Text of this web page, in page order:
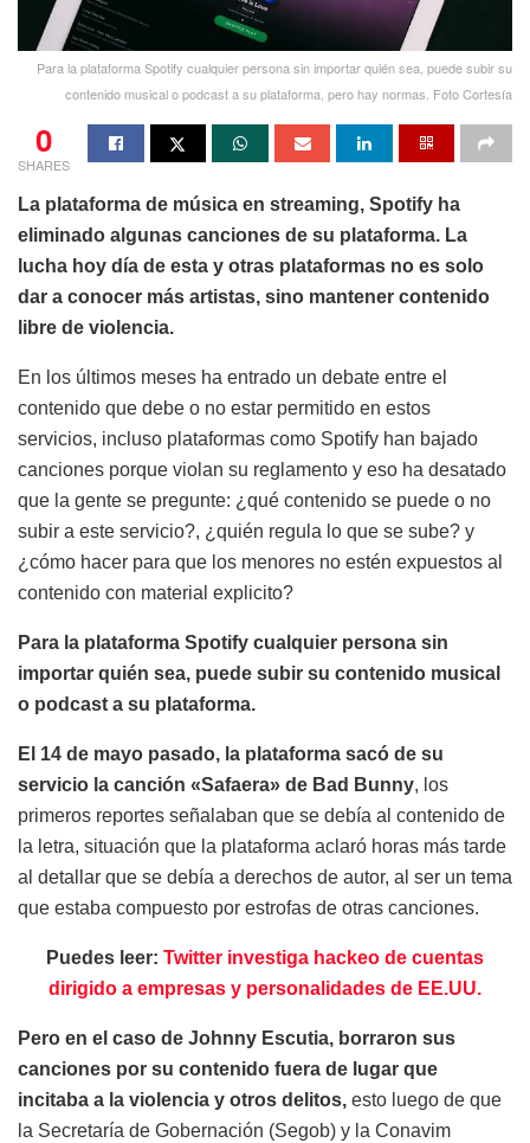
Para la plataforma Spotify cualquier persona sin importar quién sea, puede subir su
contenido musical o podcast a su plataforma, pero hay normas. Foto Cortesía
0
SHARES
La plataforma de música en streaming, Spotify ha
eliminado algunas canciones de su plataforma. La
lucha hoy día de esta y otras plataformas no es solo
dar a conocer más artistas, sino mantener contenido
libre de violencia.
En los últimos meses ha entrado un debate entre el
contenido que debe o no estar permitido en estos
servicios, incluso plataformas como Spotify han bajado
canciones porque violan su reglamento y eso ha desatado
que la gente se pregunte: ¿qué contenido se puede o no
subir a este servicio?, ¿quién regula lo que se sube? y
¿cómo hacer para que los menores no estén expuestos al
contenido con material explicito?
Para la plataforma Spotify cualquier persona sin
importar quién sea, puede subir su contenido musical
o podcast a su plataforma.
El 14 de mayo pasado, la plataforma sacó de su
servicio la canción «Safaera» de Bad Bunny, los
primeros reportes señalaban que se debía al contenido de
la letra, situación que la plataforma aclaró horas más tarde
al detallar que se debía a derechos de autor, al ser un tema
que estaba compuesto por estrofas de otras canciones.
Puedes leer: Twitter investiga hackeo de cuentas
dirigido a empresas y personalidades de EE.UU.
Pero en el caso de Johnny Escutia, borraron sus
canciones por su contenido fuera de lugar que
incitaba a la violencia y otros delitos, esto luego de que
la Secretaría de Gobernación (Segob) y la Conavim